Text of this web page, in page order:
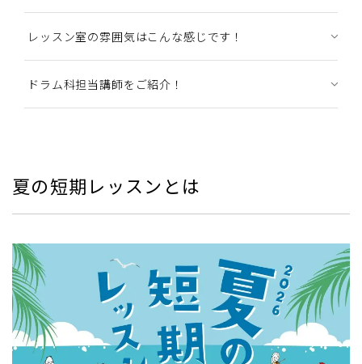
レッスン室の雰囲気はこんな感じです！
ドラム科担当講師をご紹介！
夏の短期レッスンとは